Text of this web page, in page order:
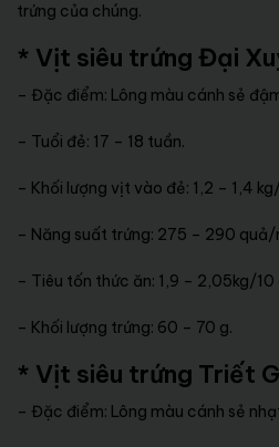
trứng của chúng.
* Vịt siêu trứng Đại
– Đặc điểm: Lông màu cánh sẻ
– Tuổi đẻ: 17 – 18 tuần.
– Khối lượng vịt vào đẻ: 1,2 – 1,4
– Năng suất trứng: 275 – 290
– Tiêu tốn thức ăn: 1,9 – 2,05kg/10
– Khối lượng trứng: 60 – 70 g.
* Vịt siêu trứng Triết
– Đặc điểm: Lông màu cánh sẻ